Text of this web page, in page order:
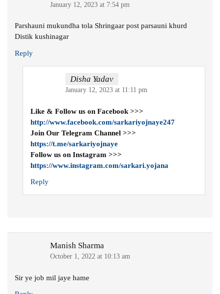
January 12, 2023 at 7:54 pm
Parshauni mukundha tola Shringaar post parsauni khurd
Distik kushinagar
Reply
Disha Yadav
January 12, 2023 at 11:11 pm
Like & Follow us on Facebook >>>
http://www.facebook.com/sarkariyojnaye247
Join Our Telegram Channel >>>
https://t.me/sarkariyojnaye
Follow us on Instagram >>>
https://www.instagram.com/sarkari.yojana
Reply
Manish Sharma
October 1, 2022 at 10:13 am
Sir ye job mil jaye hame